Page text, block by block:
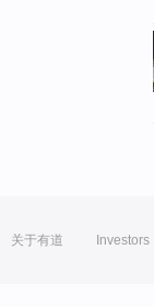
关于有道 Investors